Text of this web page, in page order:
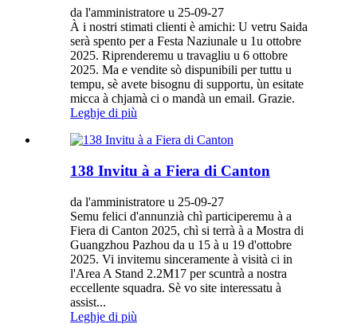
da l'amministratore u 25-09-27
À i nostri stimati clienti è amichi: U vetru Saida
serà spento per a Festa Naziunale u 1u ottobre
2025. Riprenderemu u travagliu u 6 ottobre
2025. Ma e vendite sò dispunibili per tuttu u
tempu, sè avete bisognu di supportu, ùn esitate
micca à chjamà ci o mandà un email. Grazie.
Leghje di più
138 Invitu à a Fiera di Canton
da l'amministratore u 25-09-27
Semu felici d'annunzià chì participeremu à a
Fiera di Canton 2025, chì si terrà à a Mostra di
Guangzhou Pazhou da u 15 à u 19 d'ottobre
2025. Vi invitemu sinceramente à visità ci in
l'Area A Stand 2.2M17 per scuntrà a nostra
eccellente squadra. Sè vo site interessatu à
assist...
Leghje di più